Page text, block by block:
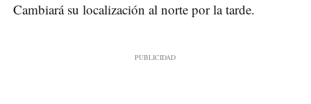
Cambiará su localización al norte por la tarde.